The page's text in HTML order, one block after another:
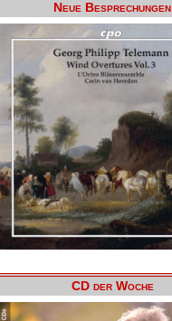
Neue Besprechungen
CD der Woche